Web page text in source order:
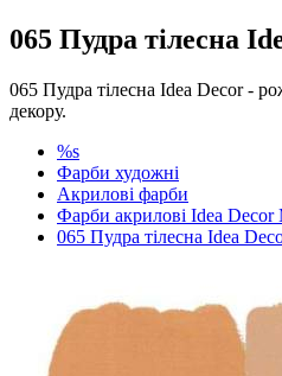
065 Пудра тілесна
065 Пудра тілесна Idea Decor -
декору.
%s
Фарби художні
Акрилові фарби
Фарби акрилові Idea Decor
065 Пудра тілесна Idea